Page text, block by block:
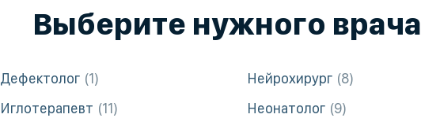
Выберите нужного врача
Дефектолог 1
Иглотерапевт 11
Нейрохирург 8
Неонатолог 9